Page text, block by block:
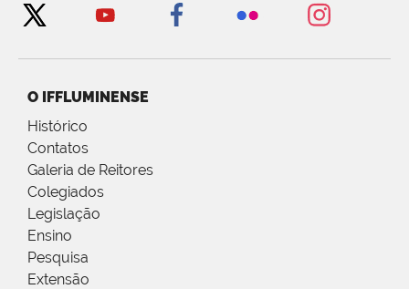
O IFFLUMINENSE
Histórico
Contatos
Galeria de Reitores
Colegiados
Legislação
Ensino
Pesquisa
Extensão